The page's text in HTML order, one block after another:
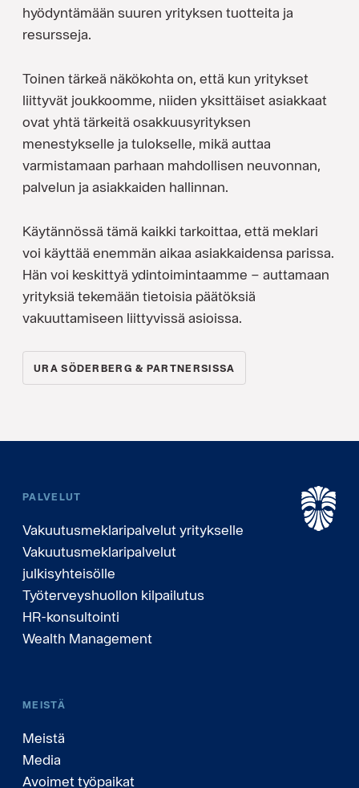
hyödyntämään suuren yrityksen tuotteita ja
resursseja.
Toinen tärkeä näkökohta on, että kun yritykset
liittyvät joukkoomme, niiden yksittäiset asiakkaat
ovat yhtä tärkeitä osakkuusyrityksen
menestykselle ja tulokselle, mikä auttaa
varmistamaan parhaan mahdollisen neuvonnan,
palvelun ja asiakkaiden hallinnan.
Käytännössä tämä kaikki tarkoittaa, että meklari
voi käyttää enemmän aikaa asiakkaidensa parissa.
Hän voi keskittyä ydintoimintaamme – auttamaan
yrityksiä tekemään tietoisia päätöksiä
vakuuttamiseen liittyvissä asioissa.
URA SÖDERBERG & PARTNERSISSA
PALVELUT
Vakuutusmeklaripalvelut yritykselle
Vakuutusmeklaripalvelut
julkisyhteisölle
Työterveyshuollon kilpailutus
HR-konsultointi
Wealth Management
MEISTÄ
Meistä
Media
Avoimet työpaikat